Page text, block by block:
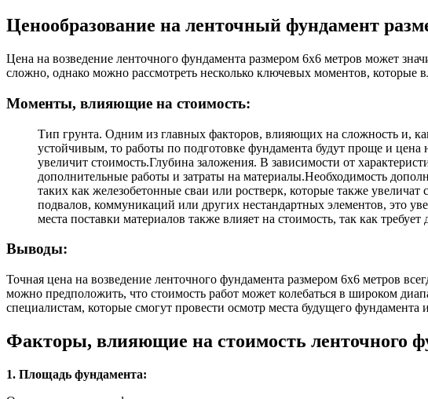
Ценообразование на ленточный фундамент
Цена на возведение ленточного фундамента размером 6х6 метров может
сложно, однако можно рассмотреть несколько ключевых моментов, которые
Моменты, влияющие на стоимость:
Тип грунта. Одним из главных факторов, влияющих на сложность и,
устойчивым, то работы по подготовке фундамента будут проще и
увеличит стоимость.Глубина заложения. В зависимости от
дополнительные работы и затраты на материалы.Необходимость
таких как железобетонные сваи или ростверк, которые также
подвалов, коммуникаций или других нестандартных элементов, это
места поставки материалов также влияет на стоимость, так как
Выводы:
Точная цена на возведение ленточного фундамента размером 6х6 метров
можно предположить, что стоимость работ может колебаться в широком
специалистам, которые смогут провести осмотр места будущего фундамента
Факторы, влияющие на стоимость ленточного
1. Площадь фундамента: